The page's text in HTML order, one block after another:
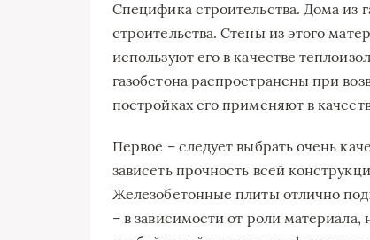
Специфика строительства. Дома из
строительства. Стены из этого
используют его в качестве
газобетона распространены при
постройках его применяют в
Первое – следует выбрать очень
зависеть прочность всей
Железобетонные плиты отлично
– в зависимости от роли